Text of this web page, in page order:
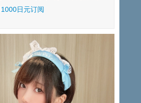
日元订阅